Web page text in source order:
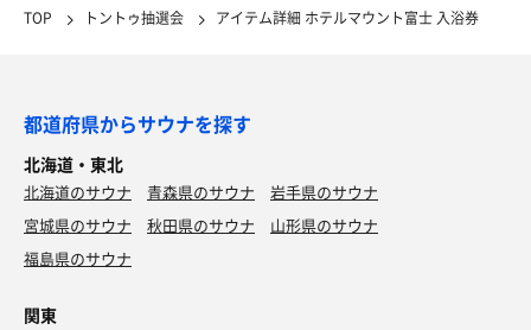
TOP トントゥ抽選会 アイテム詳細 ホテルマウント富士 入浴券
都道府県からサウナを探す
北海道・東北
北海道のサウナ 青森県のサウナ
岩手県のサウナ
宮城県のサウナ
秋田県のサウナ
山形県のサウナ
福島県のサウナ
関東